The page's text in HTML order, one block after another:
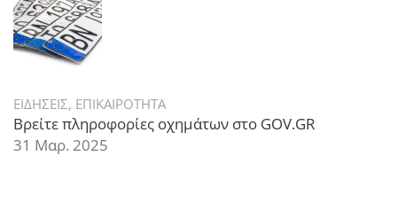
ΕΙΔΗΣΕΙΣ, ΕΠΙΚΑΙΡΟΤΗΤΑ
Βρείτε πληροφορίες οχημάτων στο GOV.GR
31 Μαρ. 2025